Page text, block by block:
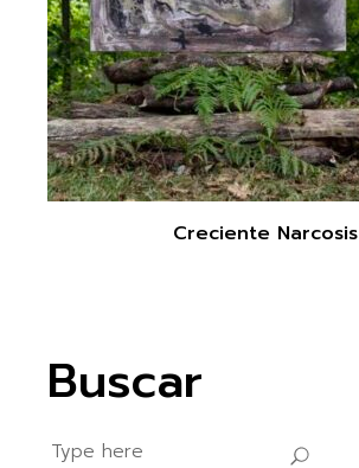
Creciente Narcosis
Buscar
Search
for: